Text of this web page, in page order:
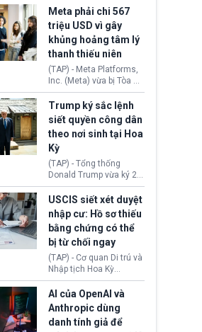
thương mại, áp thuế mới
cùng lệnh cấm công
nghệ gần đây từ phía
Washington.
phán hòa bình, Iran
khẳng định chưa có bất
kỳ thỏa thuận nào.
Tehran cho rằng, Hoa Kỳ
chỉ đang dàn dựng “màn
kịch ngoại giao” để xoa
dịu căng thẳng.
Meta phải chi 567
triệu USD vì gây
khủng hoảng tâm lý
thanh thiếu niên
(TAP) - Meta Platforms,
Inc. (Meta) vừa bị Tòa án
bang New Mexico yêu
cầu đóng góp 567 triệu
USD vào một quỹ khắc
phục hậu quả. Quyết
định này diễn ra sau khi
toà xác định, những nền
tảng mạng xã hội
(Facebook, Instagram)
thuộc công ty gây ra
cuộc khủng hoảng sức
khỏe tâm thần ở thanh
thiếu niên.
Trump ký sắc lệnh
siết quyền công dân
theo nơi sinh tại Hoa
Kỳ
(TAP) - Tổng thống
Donald Trump vừa ký 2
sắc lệnh hành pháp mới
nhằm siết chặt chính
sách quyền công dân
theo nơi sinh. Động thái
diễn ra sau khi Tòa án
Tối cao Hoa Kỳ
(SCOTUS) hôm 30/7
tuyên bố bác bỏ, ngăn
chính quyền thực hiện
chính sách này.
USCIS siết xét duyệt
nhập cư: Hồ sơ thiếu
bằng chứng có thể
bị từ chối ngay
(TAP) - Cơ quan Di trú và
Nhập tịch Hoa Kỳ
(USCIS) vừa thay đổi quy
trình xét duyệt hồ sơ
nhập cư, trao quyền cho
viên chức từ chối ngay
những đơn không chứng
AI của OpenAI và
Anthropic dùng
danh tính giả để